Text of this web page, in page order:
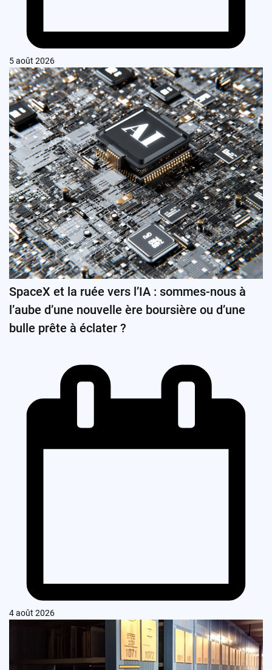
5 août 2026
SpaceX et la ruée vers l’IA : sommes-nous à
l’aube d’une nouvelle ère boursière ou d’une
bulle prête à éclater ?
4 août 2026